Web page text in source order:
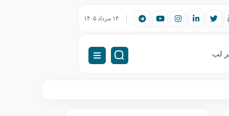
ورک‌استیشن مهندسی (Workstation) چیست؟ راه‌اندازی VDI (دسکتاپ مجازی) ۱۴ مرداد ۱۴۰۵
لب